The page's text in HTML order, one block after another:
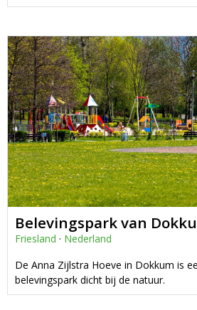
Belevingspark van
Friesland · Nederland
De Anna Zijlstra Hoeve in Dokkum is
belevingspark dicht bij de natuur.